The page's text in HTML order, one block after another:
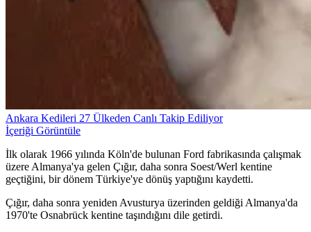
Ankara Kedileri 27 Ülkeden Canlı Takip Ediliyor
İçeriği Görüntüle
İlk olarak 1966 yılında Köln'de bulunan Ford fabrikasında çalışmak
üzere Almanya'ya gelen Çığır, daha sonra Soest/Werl kentine
geçtiğini, bir dönem Türkiye'ye dönüş yaptığını kaydetti.
Çığır, daha sonra yeniden Avusturya üzerinden geldiği Almanya'da
1970'te Osnabrück kentine taşındığını dile getirdi.